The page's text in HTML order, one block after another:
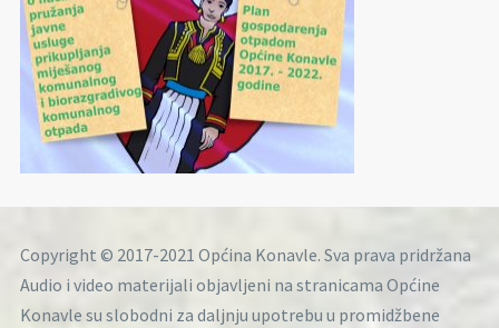
Copyright © 2017-2021 Općina Konavle. Sva prava pridržana
Audio i video materijali objavljeni na stranicama Općine
Konavle su slobodni za daljnju upotrebu u promidžbene